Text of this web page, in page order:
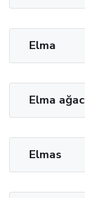
Elma
Elma
Elmas